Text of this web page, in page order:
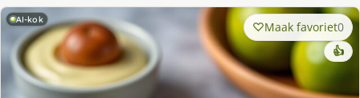
AI-kok Maak favoriet0
👍